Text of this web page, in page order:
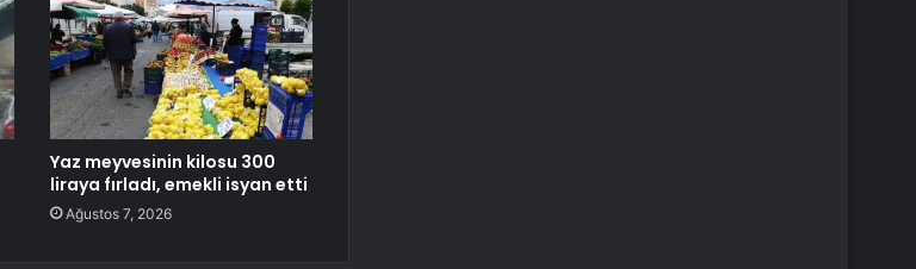
Yaz meyvesinin kilosu 300
liraya fırladı, emekli isyan etti
Ağustos 7, 2026